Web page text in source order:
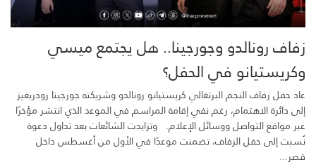
زفاف رونالدو وجورجينا.. هل يجتمع ميسي
وكريستيانو في الحفل؟
عاد حفل زفاف النجم البرتغالي كريستيانو رونالدو وشريكته جورجينا رودريغيز
إلى دائرة الاهتمام، رغم نفي إقامة المراسم في الموعد الذي انتشر مؤخرًا
عبر مواقع التواصل ووسائل الإعلام. وتزايدت الشائعات بعد تداول دعوة
نُسبت إلى حفل الزفاف، تضمنت موعدًا في الأول من أغسطس داخل
قصر...